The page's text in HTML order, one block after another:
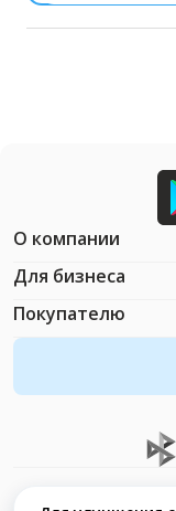
О компании
Для бизнеса
Покупателю